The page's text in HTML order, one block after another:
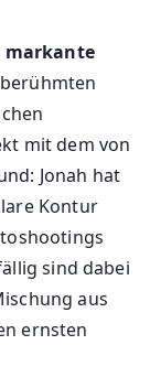
markante
mit dem von
Jonah hat
Kontur
sind dabei
aus
ernsten